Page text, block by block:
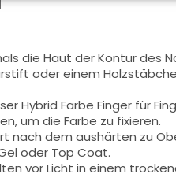
die Haut der Kontur des
oder einem
Hybrid Farbe Finger für
um die Farbe zu fixieren.
nach dem aushärten zu
oder Top Coat.
vor Licht in einem